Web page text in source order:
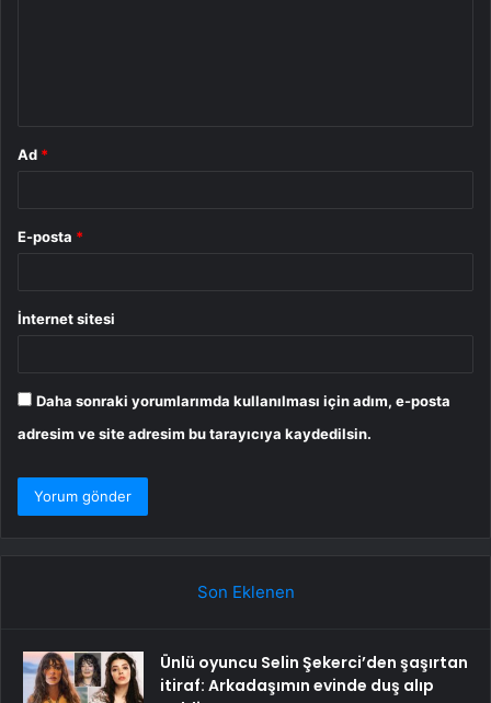
Ad *
E-posta *
İnternet sitesi
Daha sonraki yorumlarımda kullanılması için adım, e-posta
adresim ve site adresim bu tarayıcıya kaydedilsin.
Son Eklenen
Ünlü oyuncu Selin Şekerci’den şaşırtan
itiraf: Arkadaşımın evinde duş alıp